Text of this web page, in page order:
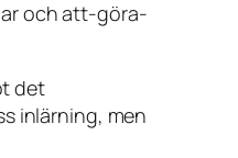
och att-göra-
det
inlärning, men